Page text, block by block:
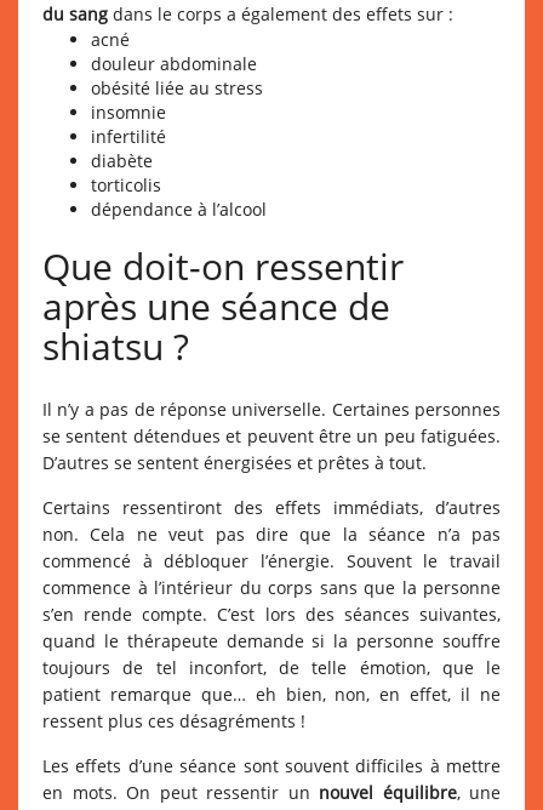
du sang dans le corps a également des effets sur :
acné
douleur abdominale
obésité liée au stress
insomnie
infertilité
diabète
torticolis
dépendance à l’alcool
Que doit-on ressentir
après une séance de
shiatsu ?
Il n’y a pas de réponse universelle. Certaines personnes
se sentent détendues et peuvent être un peu fatiguées.
D’autres se sentent énergisées et prêtes à tout.
Certains ressentiront des effets immédiats, d’autres
non. Cela ne veut pas dire que la séance n’a pas
commencé à débloquer l’énergie. Souvent le travail
commence à l’intérieur du corps sans que la personne
s’en rende compte. C’est lors des séances suivantes,
quand le thérapeute demande si la personne souffre
toujours de tel inconfort, de telle émotion, que le
patient remarque que… eh bien, non, en effet, il ne
ressent plus ces désagréments !
Les effets d’une séance sont souvent difficiles à mettre
en mots. On peut ressentir un nouvel équilibre, une